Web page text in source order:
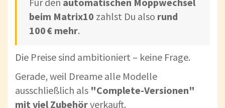
beim Matrix10 zahlst Du also rund
100 € mehr.
Die Preise sind ambitioniert – keine Frage.
Gerade, weil Dreame alle Modelle
ausschließlich als "Complete-Versionen"
mit viel Zubehörverkauft.